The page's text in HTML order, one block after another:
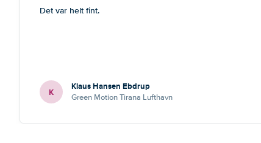
Det var helt fint.
K Klaus Hansen Ebdrup
Green Motion Tirana Lufthavn